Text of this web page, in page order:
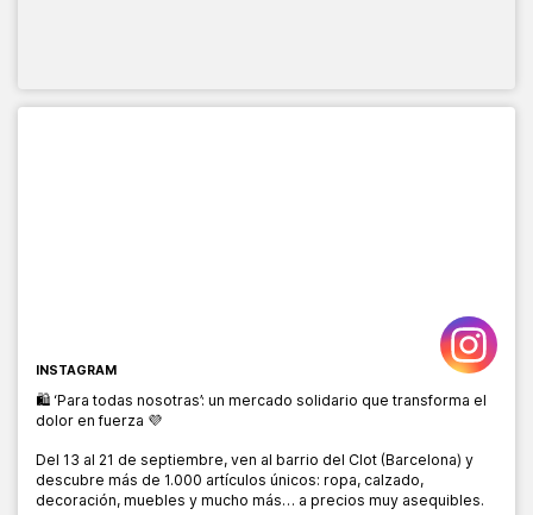
INSTAGRAM
🛍️ ‘Para todas nosotras’: un mercado solidario que transforma el
dolor en fuerza 💜
Del 13 al 21 de septiembre, ven al barrio del Clot (Barcelona) y
descubre más de 1.000 artículos únicos: ropa, calzado,
decoración, muebles y mucho más… a precios muy asequibles.